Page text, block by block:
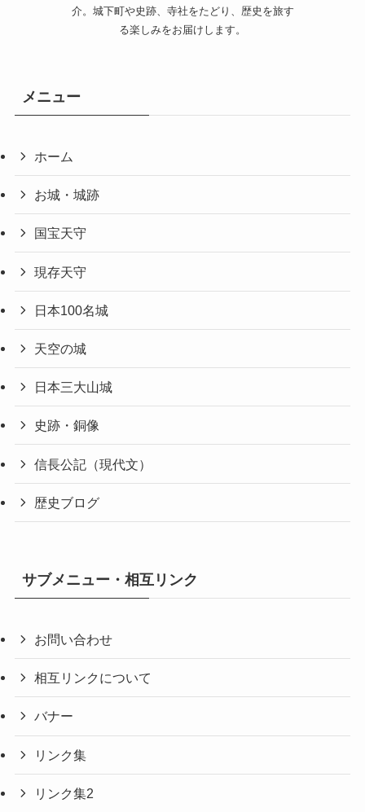
介。城下町や史跡、寺社をたどり、歴史を旅す
る楽しみをお届けします。
メニュー
ホーム
お城・城跡
国宝天守
現存天守
日本100名城
天空の城
日本三大山城
史跡・銅像
信長公記（現代文）
歴史ブログ
サブメニュー・相互リンク
お問い合わせ
相互リンクについて
バナー
リンク集
リンク集2